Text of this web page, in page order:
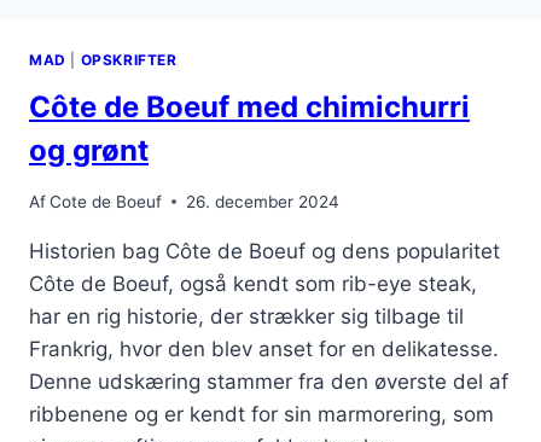
MAD OPSKRIFTER
Côte de Boeuf med chimichurri
og grønt
AfCote de Boeuf 26. december 2024
Historien bag Côte de Boeuf og dens popularitet
Côte de Boeuf, også kendt som rib-eye steak,
har en rig historie, der strækker sig tilbage til
Frankrig, hvor den blev anset for en delikatesse.
Denne udskæring stammer fra den øverste del af
ribbenene og er kendt for sin marmorering, som